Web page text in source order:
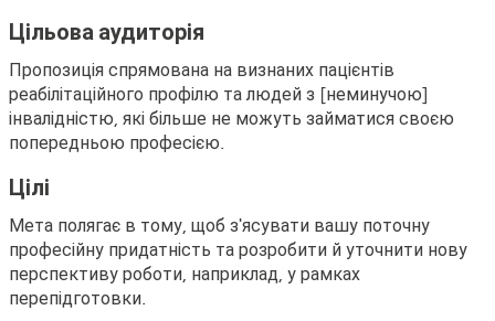
Цільова аудиторія
Пропозиція спрямована на визнаних пацієнтів
реабілітаційного профілю та людей з [неминучою]
інвалідністю, які більше не можуть займатися своєю
попередньою професією.
Цілі
Мета полягає в тому, щоб з'ясувати вашу поточну
професійну придатність та розробити й уточнити нову
перспективу роботи, наприклад, у рамках
перепідготовки.